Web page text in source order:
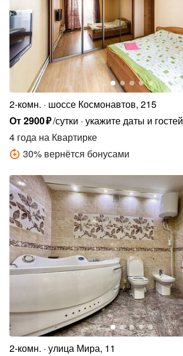
2-комн.
шоссе Космонавтов, 215
От2900₽/сутки укажите даты и гостей
4 года на Квартирке
30% вернётся бонусами
2-комн. улица Мира, 11